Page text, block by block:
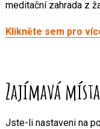
meditační zahrada z
Klikněte sem pro
Zajímavá
Jste-li nastaveni na